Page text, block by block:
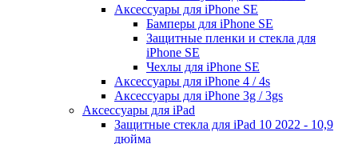
Аксессуары для iPhone SE
Бамперы для iPhone SE
Защитные пленки и стекла для
iPhone SE
Чехлы для iPhone SE
Аксессуары для iPhone 4 / 4s
Аксессуары для iPhone 3g / 3gs
Аксессуары для iPad
Защитные стекла для iPad 10 2022 - 10,9
дюйма